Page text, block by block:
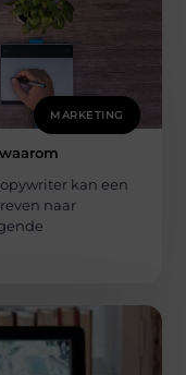
MARKETING
kan een
naar